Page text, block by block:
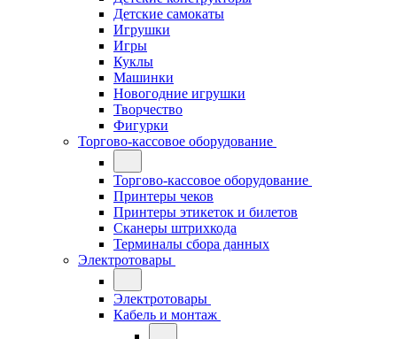
Детские самокаты
Игрушки
Игры
Куклы
Машинки
Новогодние игрушки
Творчество
Фигурки
Торгово-кассовое оборудование
Торгово-кассовое оборудование
Принтеры чеков
Принтеры этикеток и билетов
Сканеры штрихкода
Терминалы сбора данных
Электротовары
Электротовары
Кабель и монтаж